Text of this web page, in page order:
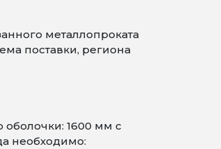
металлопроката
поставки, региона
1600 мм с
необходимо: